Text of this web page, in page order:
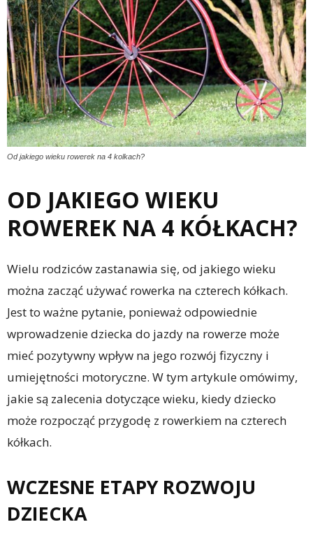
Od jakiego wieku rowerek na 4 kolkach?
OD JAKIEGO WIEKU
ROWEREK NA 4 KÓŁKACH?
Wielu rodziców zastanawia się, od jakiego wieku
można zacząć używać rowerka na czterech kółkach.
Jest to ważne pytanie, ponieważ odpowiednie
wprowadzenie dziecka do jazdy na rowerze może
mieć pozytywny wpływ na jego rozwój fizyczny i
umiejętności motoryczne. W tym artykule omówimy,
jakie są zalecenia dotyczące wieku, kiedy dziecko
może rozpocząć przygodę z rowerkiem na czterech
kółkach.
WCZESNE ETAPY ROZWOJU
DZIECKA